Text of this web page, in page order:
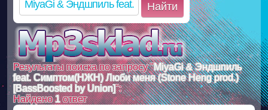
Найти
Результаты поиска по запросу "MiyaGi & Эндшпиль
feat. Симптом(НЖН) Люби меня (Stone Heng prod.)
[BassBoosted by Union]":
Найдено1ответ